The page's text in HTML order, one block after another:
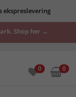
ekspreslevering
Shop her →
0 0